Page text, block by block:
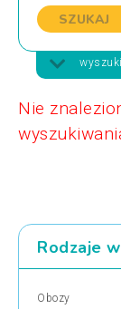
SZUKAJ
Nie
Rodzaje
Obozy